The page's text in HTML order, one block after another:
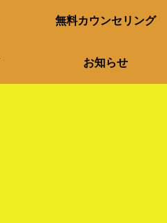
無料カウンセリング
お知らせ